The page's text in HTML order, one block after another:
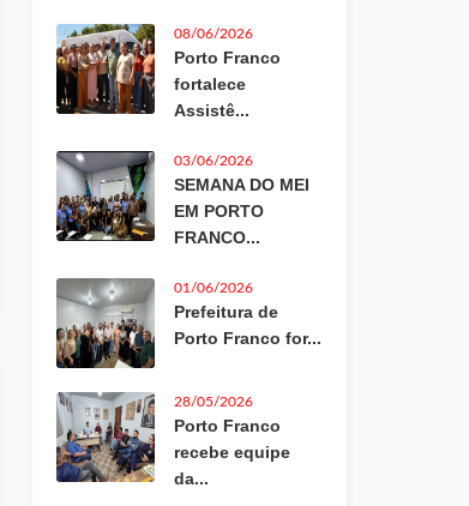
08/06/2026
Porto Franco
fortalece
Assistê...
03/06/2026
SEMANA DO MEI
EM PORTO
FRANCO...
01/06/2026
Prefeitura de
Porto Franco for...
28/05/2026
Porto Franco
recebe equipe
da...